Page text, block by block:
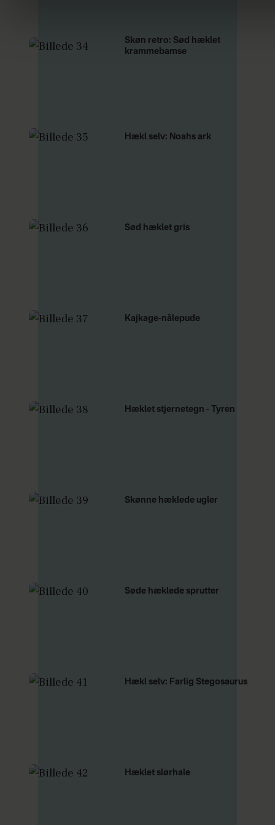
Skøn retro: Sød hæklet
krammebamse
Hækl selv: Noahs ark
Sød hæklet gris
Kajkage-nålepude
Hæklet stjernetegn - Tyren
Skønne hæklede ugler
Søde hæklede sprutter
Hækl selv: Farlig Stegosaurus
Hæklet slørhale